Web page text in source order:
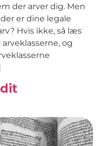
der arver dig. Men
er dine legale
Hvis ikke, så læs
og